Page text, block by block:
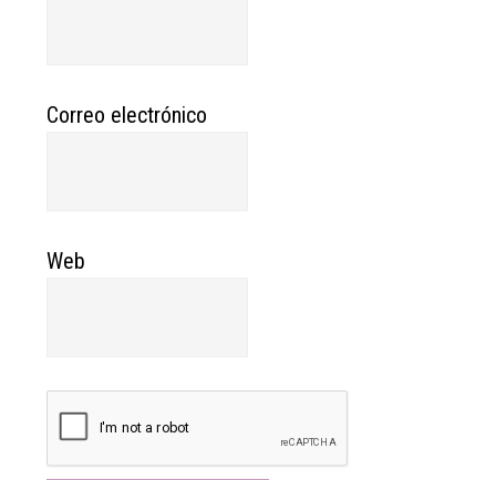
Correo electrónico
Web